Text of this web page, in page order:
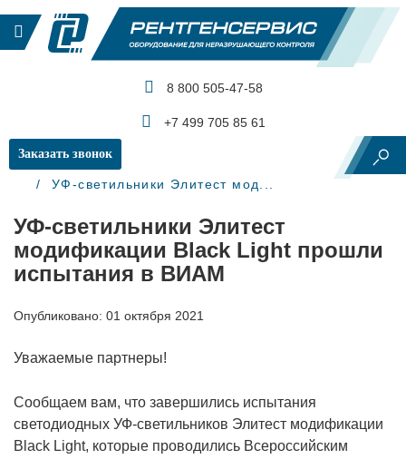
8 800 505-47-58
+7 499 705 85 61
Заказать звонок
Главная
Новости
УФ-светильники Элитест мод...
УФ-светильники Элитест
модификации Black Light прошли
испытания в ВИАМ
Опубликовано: 01 октября 2021
Уважаемые партнеры!
Сообщаем вам, что завершились испытания
светодиодных УФ-светильников Элитест модификации
Black Light, которые проводились Всероссийским